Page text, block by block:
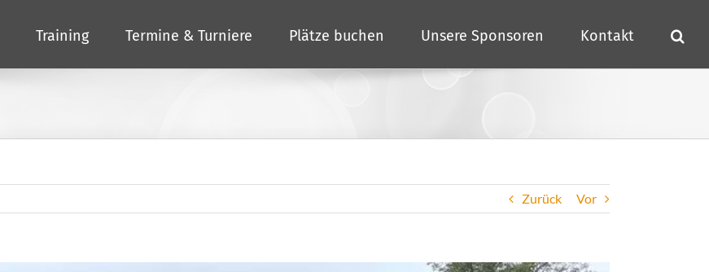
Training Termine & Turniere Plätze buchen Unsere Sponsoren Kontakt
Zurück Vor